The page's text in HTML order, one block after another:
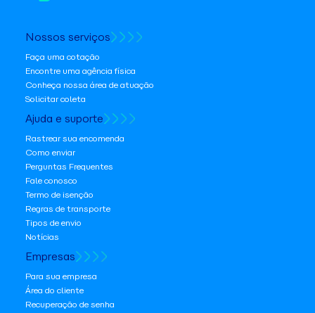
Nossos serviços
Faça uma cotação
Encontre uma agência física
Conheça nossa área de atuação
Solicitar coleta
Ajuda e suporte
Rastrear sua encomenda
Como enviar
Perguntas Frequentes
Fale conosco
Termo de isenção
Regras de transporte
Tipos de envio
Notícias
Empresas
Para sua empresa
Área do cliente
Recuperação de senha